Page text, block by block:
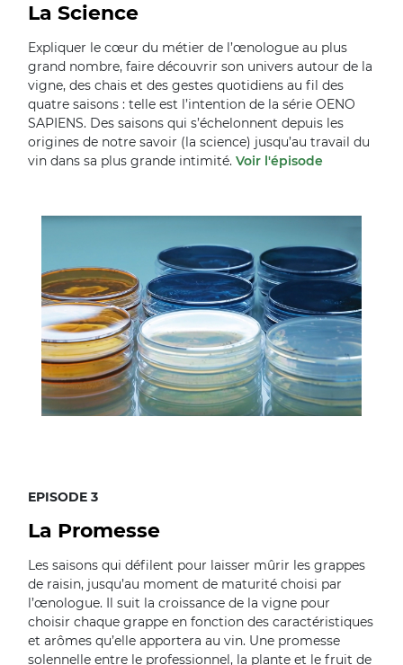
La Science
Expliquer le cœur du métier de l’œnologue au plus
grand nombre, faire découvrir son univers autour de la
vigne, des chais et des gestes quotidiens au fil des
quatre saisons : telle est l’intention de la série OENO
SAPIENS. Des saisons qui s’échelonnent depuis les
origines de notre savoir (la science) jusqu’au travail du
vin dans sa plus grande intimité. Voir l'épisode
EPISODE 3
La Promesse
Les saisons qui défilent pour laisser mûrir les grappes
de raisin, jusqu’au moment de maturité choisi par
l’œnologue. Il suit la croissance de la vigne pour
choisir chaque grappe en fonction des caractéristiques
et arômes qu’elle apportera au vin. Une promesse
solennelle entre le professionnel, la plante et le fruit de